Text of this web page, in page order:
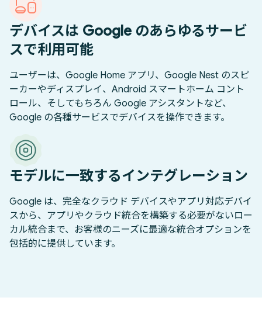
デバイスは Google のあらゆるサービ
スで利用可能
ユーザーは、Google Home アプリ、Google Nest のスピ
ーカーやディスプレイ、Android スマートホーム コント
ロール、そしてもちろん Google アシスタントなど、
Google の各種サービスでデバイスを操作できます。
モデルに一致するインテグレーション
Google は、完全なクラウド デバイスやアプリ対応デバイ
スから、アプリやクラウド統合を構築する必要がないロー
カル統合まで、お客様のニーズに最適な統合オプションを
包括的に提供しています。